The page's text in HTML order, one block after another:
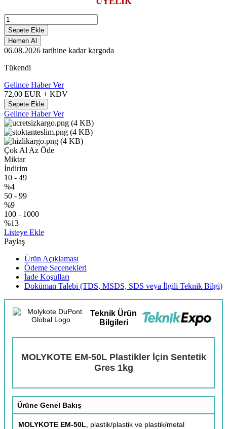
Sepete Ekle
Hemen Al
06.08.2026 tarihine kadar kargoda
Tükendi
Gelince Haber Ver
72,00 EUR + KDV
Sepete Ekle
Gelince Haber Ver
Çok Al Az Öde
Miktar
İndirim
10 - 49
%4
50 - 99
%9
100 - 1000
%13
Listeye Ekle
Paylaş
Ürün Açıklaması
Ödeme Seçenekleri
İade Koşulları
Doküman Talebi (TDS, MSDS, SDS veya İlgili Teknik Bilgi)
Teknik Ürün
Bilgileri
MOLYKOTE EM-50L Plastikler İçin Sentetik
Gres 1kg
Ürüne Genel Bakış
MOLYKOTE EM-50L , plastik/plastik ve plastik/metal